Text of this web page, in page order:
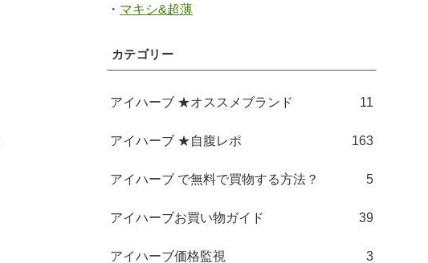
・ マキシ&超薄
カテゴリー
アイハーブ ★オススメブランド 11
アイハーブ ★自腹レポ 163
アイハーブ で無料で買物する方法？ 5
アイハーブお買い物ガイド 39
アイハーブ価格監視 3